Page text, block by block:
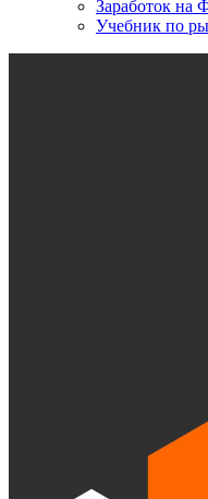
Заработок
Учебник по